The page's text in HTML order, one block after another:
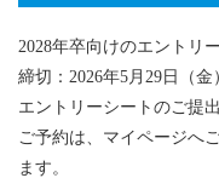
2028年卒向けのエントリ
締切：2026年5月29日（金
エントリーシートのご提
ご予約は、マイページへ
ます。